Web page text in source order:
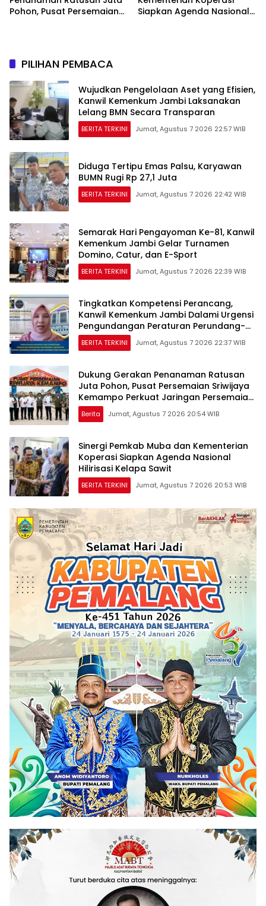
Pohon, Pusat Persemaian
Siapkan Agenda Nasional
PILIHAN PEMBACA
Wujudkan Pengelolaan Aset yang Efisien,
Kanwil Kemenkum Jambi Laksanakan
Lelang BMN Secara Transparan
BERITA TERKINI Jumat, Agustus 7 2026 22:57 WIB
Diduga Tertipu Emas Palsu, Karyawan
BUMN Rugi Rp 27,1 Juta
BERITA TERKINI Jumat, Agustus 7 2026 22:42 WIB
Semarak Hari Pengayoman Ke-81, Kanwil
Kemenkum Jambi Gelar Turnamen
Domino, Catur, dan E-Sport
BERITA TERKINI Jumat, Agustus 7 2026 22:39 WIB
Tingkatkan Kompetensi Perancang,
Kanwil Kemenkum Jambi Dalami Urgensi
Pengundangan Peraturan Perundang-
undangan
BERITA TERKINI Jumat, Agustus 7 2026 22:37 WIB
Dukung Gerakan Penanaman Ratusan
Juta Pohon, Pusat Persemaian Sriwijaya
Kemampo Perkuat Jaringan Persemaian
Nasional*
Berita Jumat, Agustus 7 2026 20:54 WIB
Sinergi Pemkab Muba dan Kementerian
Koperasi Siapkan Agenda Nasional
Hilirisasi Kelapa Sawit
BERITA TERKINI Jumat, Agustus 7 2026 20:53 WIB